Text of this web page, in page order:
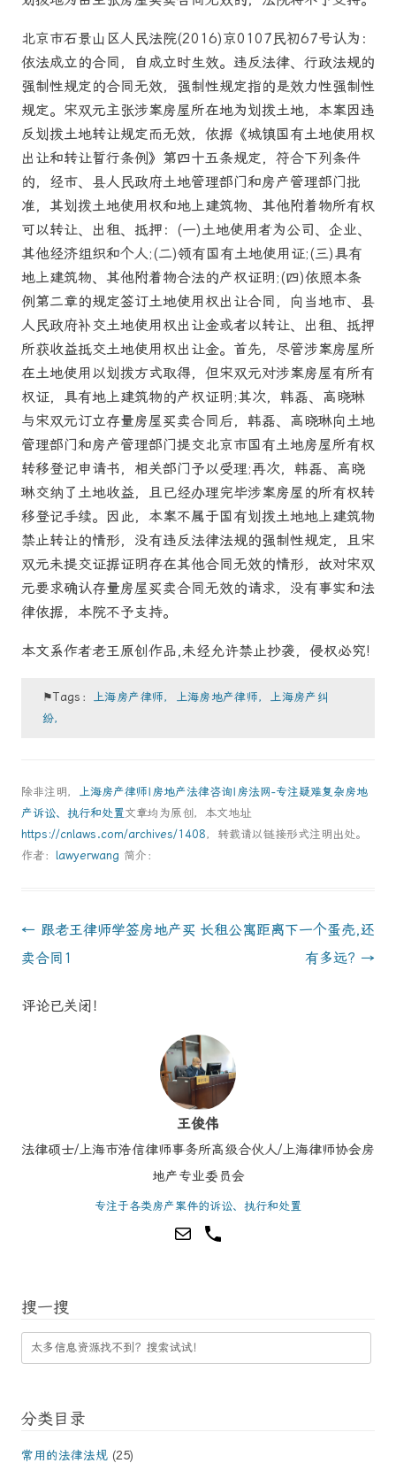
北京市石景山区人民法院(2016)京0107民初67号认为：
依法成立的合同，自成立时生效。违反法律、行政法规的
强制性规定的合同无效，强制性规定指的是效力性强制性
规定。宋双元主张涉案房屋所在地为划拨土地，本案因违
反划拨土地转让规定而无效，依据《城镇国有土地使用权
出让和转让暂行条例》第四十五条规定，符合下列条件
的，经市、县人民政府土地管理部门和房产管理部门批
准，其划拨土地使用权和地上建筑物、其他附着物所有权
可以转让、出租、抵押：(一)土地使用者为公司、企业、
其他经济组织和个人;(二)领有国有土地使用证;(三)具有
地上建筑物、其他附着物合法的产权证明;(四)依照本条
例第二章的规定签订土地使用权出让合同，向当地市、县
人民政府补交土地使用权出让金或者以转让、出租、抵押
所获收益抵交土地使用权出让金。首先，尽管涉案房屋所
在土地使用以划拨方式取得，但宋双元对涉案房屋有所有
权证，具有地上建筑物的产权证明;其次，韩磊、高晓琳
与宋双元订立存量房屋买卖合同后，韩磊、高晓琳向土地
管理部门和房产管理部门提交北京市国有土地房屋所有权
转移登记申请书，相关部门予以受理;再次，韩磊、高晓
琳交纳了土地收益，且已经办理完毕涉案房屋的所有权转
移登记手续。因此，本案不属于国有划拨土地地上建筑物
禁止转让的情形，没有违反法律法规的强制性规定，且宋
双元未提交证据证明存在其他合同无效的情形，故对宋双
元要求确认存量房屋买卖合同无效的请求，没有事实和法
律依据，本院不予支持。
本文系作者老王原创作品,未经允许禁止抄袭，侵权必究!
⚑Tags： 上海房产律师，上海房地产律师，上海房产纠
纷，
除非注明， 上海房产律师|房地产法律咨询|房法网-专注疑难复杂房地
产诉讼、执行和处置文章均为原创，本文地址
https://cnlaws.com/archives/1408，转载请以链接形式注明出处。
作者： lawyerwang 简介：
Post
navigation
← 跟老王律师学签房地产买
卖合同1
长租公寓距离下一个蛋壳,还
有多远? →
评论已关闭！
王俊伟
法律硕士/上海市浩信律师事务所高级合伙人/上海律师协会房
地产专业委员会
专注于各类房产案件的诉讼、执行和处置
搜一搜
分类目录
常用的法律法规 (25)